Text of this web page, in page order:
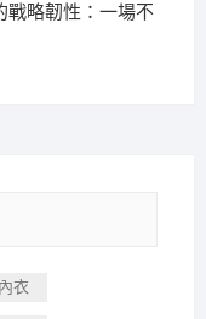
戰略韌性：一場不
衣